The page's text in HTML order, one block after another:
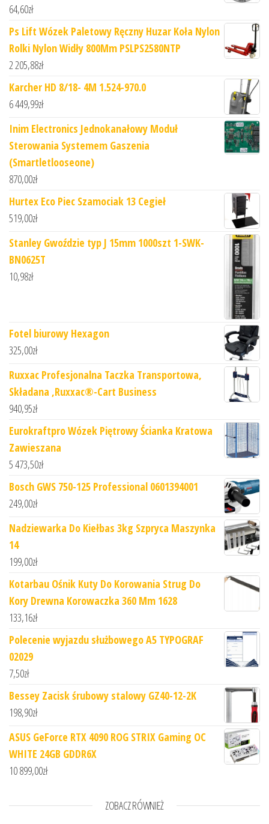
64,60zł
Ps Lift Wózek Paletowy Ręczny Huzar Koła Nylon
Rolki Nylon Widły 800Mm PSLPS2580NTP
2 205,88zł
Karcher HD 8/18- 4M 1.524-970.0
6 449,99zł
Inim Electronics Jednokanałowy Moduł
Sterowania Systemem Gaszenia
(Smartletlooseone)
870,00zł
Hurtex Eco Piec Szamociak 13 Cegieł
519,00zł
Stanley Gwoździe typ J 15mm 1000szt 1-SWK-
BN0625T
10,98zł
Fotel biurowy Hexagon
325,00zł
Ruxxac Profesjonalna Taczka Transportowa,
Składana ,Ruxxac®-Cart Business
940,95zł
Eurokraftpro Wózek Piętrowy Ścianka Kratowa
Zawieszana
5 473,50zł
Bosch GWS 750-125 Professional 0601394001
249,00zł
Nadziewarka Do Kiełbas 3kg Szpryca Maszynka
14
199,00zł
Kotarbau Ośnik Kuty Do Korowania Strug Do
Kory Drewna Korowaczka 360 Mm 1628
133,16zł
Polecenie wyjazdu służbowego A5 TYPOGRAF
02029
7,50zł
Bessey Zacisk śrubowy stalowy GZ40-12-2K
198,90zł
ASUS GeForce RTX 4090 ROG STRIX Gaming OC
WHITE 24GB GDDR6X
10 899,00zł
ZOBACZ RÓWNIEŻ